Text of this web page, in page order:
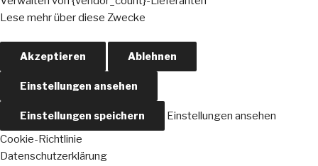
Lese mehr über diese Zwecke
Akzeptieren Ablehnen
Einstellungen ansehen
Einstellungen speichern
Einstellungen ansehen
Cookie-Richtlinie
Datenschutzerklärung